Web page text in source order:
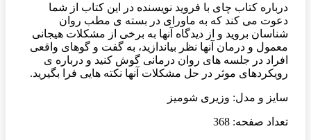
درباره کتاب چای با فروید نویسنده در این کتاب از شما
دعوت می کند که به ماورای در بسته ی مطب روان
شناسان بروید و از دیدگاه آنها به برخی از مشکلات هیجانی
معمول و درمان آنها نظر بیاندازید، به گفت و گوهای واقعی
افراد در جلسه های روان درمانی گوش کنید و درباره ی
رویکردهای موثر در حل مشکلات آنها نکته هایی فرا بگیرید.
سایز و مدل: وزیری شومیز
تعداد صفحه: 368